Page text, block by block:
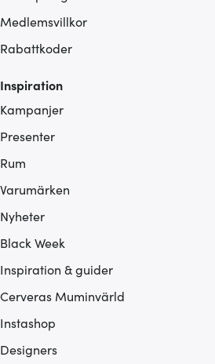
Medlemsvillkor
Rabattkoder
Inspiration
Kampanjer
Presenter
Rum
Varumärken
Nyheter
Black Week
Inspiration & guider
Cerveras Muminvärld
Instashop
Designers